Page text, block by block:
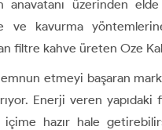
anavatanı üzerinden
ve kavurma
filtre kahve üreten Oze
etmeyi başaran
Enerji veren
hazır hale